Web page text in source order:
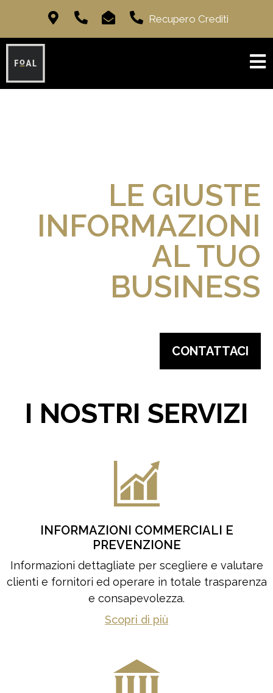
Recupero Crediti
LE GIUSTE
INFORMAZIONI
AL TUO
BUSINESS
CONTATTACI
I NOSTRI SERVIZI
INFORMAZIONI COMMERCIALI E
PREVENZIONE
Informazioni dettagliate per scegliere e valutare
clienti e fornitori ed operare in totale trasparenza
e consapevolezza.
Scopri di più